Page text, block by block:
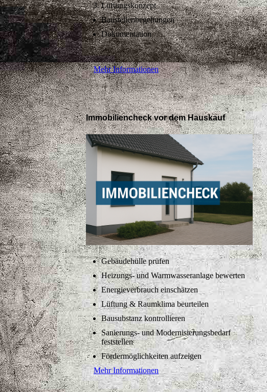
Lüftungskonzept
Baustellenbegehungen
Dokumentation
Mehr Informationen
Immobiliencheck vor dem Hauskauf
Gebäudehülle prüfen
Heizungs- und Warmwasseranlage bewerten
Energieverbrauch einschätzen
Lüftung & Raumklima beurteilen
Bausubstanz kontrollieren
Sanierungs- und Modernisierungsbedarf
feststellen
Fördermöglichkeiten aufzeigen
Mehr Informationen